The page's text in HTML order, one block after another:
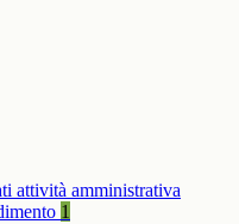
attività amministrativa
1